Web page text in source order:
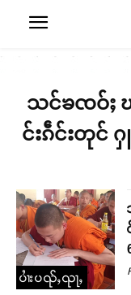
သင်ၶၸဝ်ႈ
င်းၵဵင်းတုင်
ပၢႆးပၺ်ႇၺႃႇ